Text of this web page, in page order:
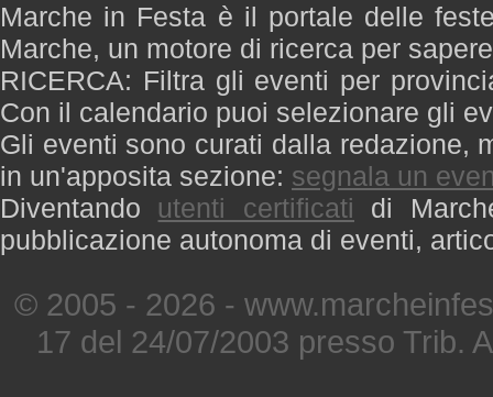
Marche in Festa è il portale delle
Marche, un motore di ricerca per
RICERCA: Filtra gli eventi per
Con il calendario puoi selezionare gli
Gli eventi sono curati dalla redazione,
in un'apposita sezione: segnala un
Diventando utenti certificati di
pubblicazione autonoma di eventi,
© 2005 - 2026 -
17 del 24/07/2003 presso Trib.